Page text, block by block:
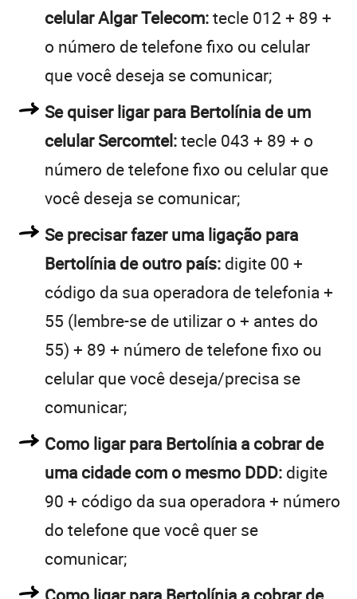
celular Algar Telecom:tecle 012 + 89 +
o número de telefone fixo ou celular
que você deseja se comunicar;
Se quiser ligar para Bertolínia de um
celular Sercomtel:tecle 043 + 89 + o
número de telefone fixo ou celular que
você deseja se comunicar;
Se precisar fazer uma ligação para
Bertolínia de outro país: digite 00 +
código da sua operadora de telefonia +
55 (lembre-se de utilizar o + antes do
55) + 89 + número de telefone fixo ou
celular que você deseja/precisa se
comunicar;
Como ligar para Bertolínia a cobrar de
uma cidade com o mesmo DDD: digite
90 + código da sua operadora + número
do telefone que você quer se
comunicar;